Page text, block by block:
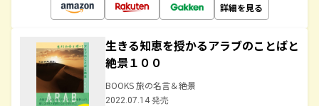
詳細を見る
生きる知恵を授かるアラブのことばと
絶景１００
BOOKS 旅の名言＆絶景
2022.07.14 発売